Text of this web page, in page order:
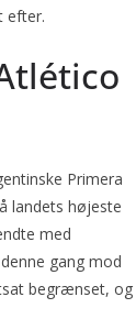
efter.
Primera
landets højeste
med
gang mod
begrænset, og